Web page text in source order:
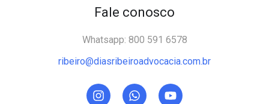
Fale conosco
Whatsapp: 800 591 6578
ribeiro@diasribeiroadvocacia.com.br